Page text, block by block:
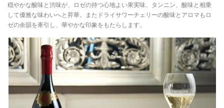
穏やかな酸味と渋味が、ロゼの持つ心地よい果実味、タンニン、酸味と相乗
して優雅な味わいへと昇華。またドライサワーチェリーの酸味とアロマもロ
ゼの余韻を牽引し、華やかな印象をもたらします。